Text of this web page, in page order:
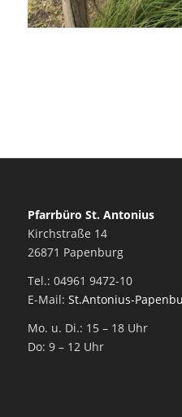
Pfarrbüro St. Antonius
Kirchstraße 14
26871 Papenburg
Tel.: 04961 9472-10
E-Mail: St.Antonius-
Mo. u. Di.: 15 – 18 Uhr
Do: 9 – 12 Uhr